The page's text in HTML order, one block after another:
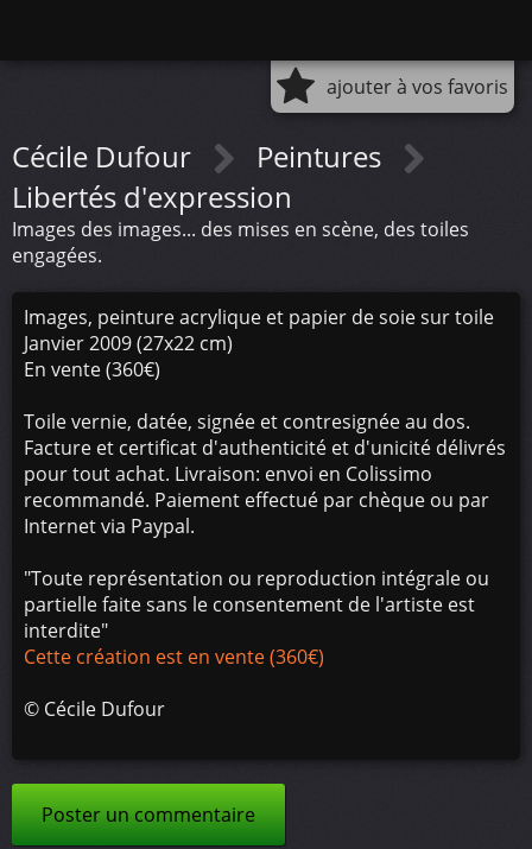
ajouter à vos favoris
Cécile Dufour
Peintures
Libertés d'expression
Images des images... des mises en scène, des toiles
engagées.
Images, peinture acrylique et papier de soie sur toile
Janvier 2009 (27x22 cm)
En vente (360€)
Toile vernie, datée, signée et contresignée au dos.
Facture et certificat d'authenticité et d'unicité délivrés
pour tout achat. Livraison: envoi en Colissimo
recommandé. Paiement effectué par chèque ou par
Internet via Paypal.
"Toute représentation ou reproduction intégrale ou
partielle faite sans le consentement de l'artiste est
interdite"
Cette création est en vente (360€)
© Cécile Dufour
Poster un commentaire